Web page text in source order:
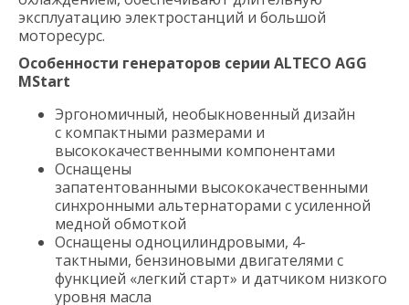
эксплуатацию электростанций и большой
моторесурс.
Особенности генераторов серии ALTECO AGG
MStart
Эргономичный, необыкновенный дизайн
с компактными размерами и
высококачественными компонентами
Оснащены
запатентованными высококачественными
синхронными альтернаторами с усиленной
медной обмоткой
Оснащены одноцилиндровыми, 4-
тактными, бензиновыми двигателями с
функцией «легкий старт» и датчиком низкого
уровня масла